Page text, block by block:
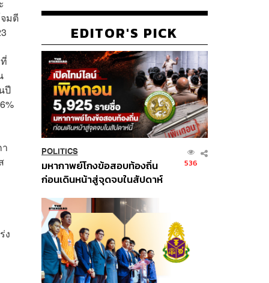
มตี
ปี
ง
EDITOR'S PICK
POLITICS
มหากาพย์โกงข้อสอบท้องถิ่น
ก่อนเดินหน้าสู่จุดจบในสัปดาห์
536